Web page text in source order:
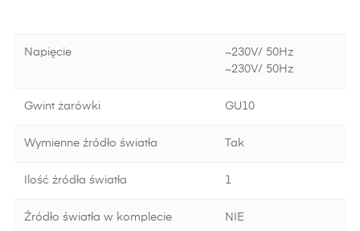
Napięcie
~230V/ 50Hz
~230V/ 50Hz
Gwint żarówki GU10
Wymienne źródło światła Tak
Ilość źródła światła 1
Źródło światła w komplecie NIE